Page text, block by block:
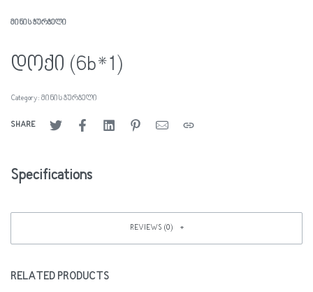
ᲛᲘᲜᲘᲡ ᲭᲣᲠᲭᲔᲚᲘ
დოქი (6b*1)
Category: მინის ჭურჭელი
SHARE
Specifications
REVIEWS (0)
RELATED PRODUCTS